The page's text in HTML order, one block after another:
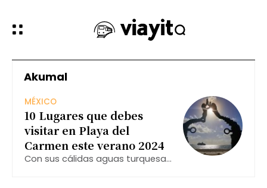
Akumal
MÉXICO
10 Lugares que debes
visitar en Playa del
Carmen este verano 2024
Con sus cálidas aguas turquesas,